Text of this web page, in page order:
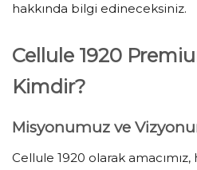
hakkında bilgi edineceksiniz.
Cellule 1920
Kimdir?
Misyonumuz ve
Cellule 1920 olarak